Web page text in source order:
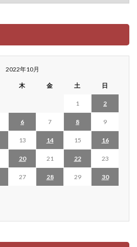
2022年10月
木 金 土 日
1 2
6 7 8 9
13 14 15 16
20 21 22 23
27 28 29 30